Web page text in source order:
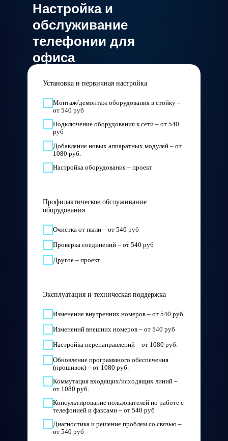
Настройка и
обслуживание
телефонии для
офиса
Установка и первичная настройка
Монтаж/демонтаж оборудования в стойку –
от 540 руб
Подключение оборудования к сети – от 540
руб
Добавление новых аппаратных модулей – от
1080 руб.
Настройка оборудования – проект
Профилактическое обслуживание
оборудования
Очистка от пыли – от 540 руб
Проверка соединений – от 540 руб
Другое – проект
Эксплуатация и техническая поддержка
Изменение внутренних номеров – от 540 руб
Изменений внешних номеров – от 540 руб
Настройка перенаправлений – от 1080 руб.
Обновление программного обеспечения
(прошивок) – от 1080 руб.
Коммутация входящих/исходящих линий –
от 1080 руб.
Консультирование пользователей по работе с
телефонией и факсами – от 540 руб
Диагностика и решение проблем со связью –
от 540 руб